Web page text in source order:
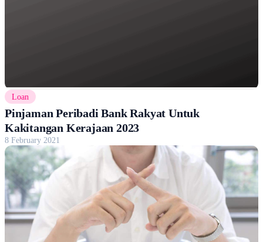
Loan
Pinjaman Peribadi Bank Rakyat Untuk
Kakitangan Kerajaan 2023
8 February 2021